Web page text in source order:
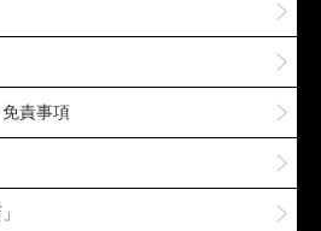
責事項